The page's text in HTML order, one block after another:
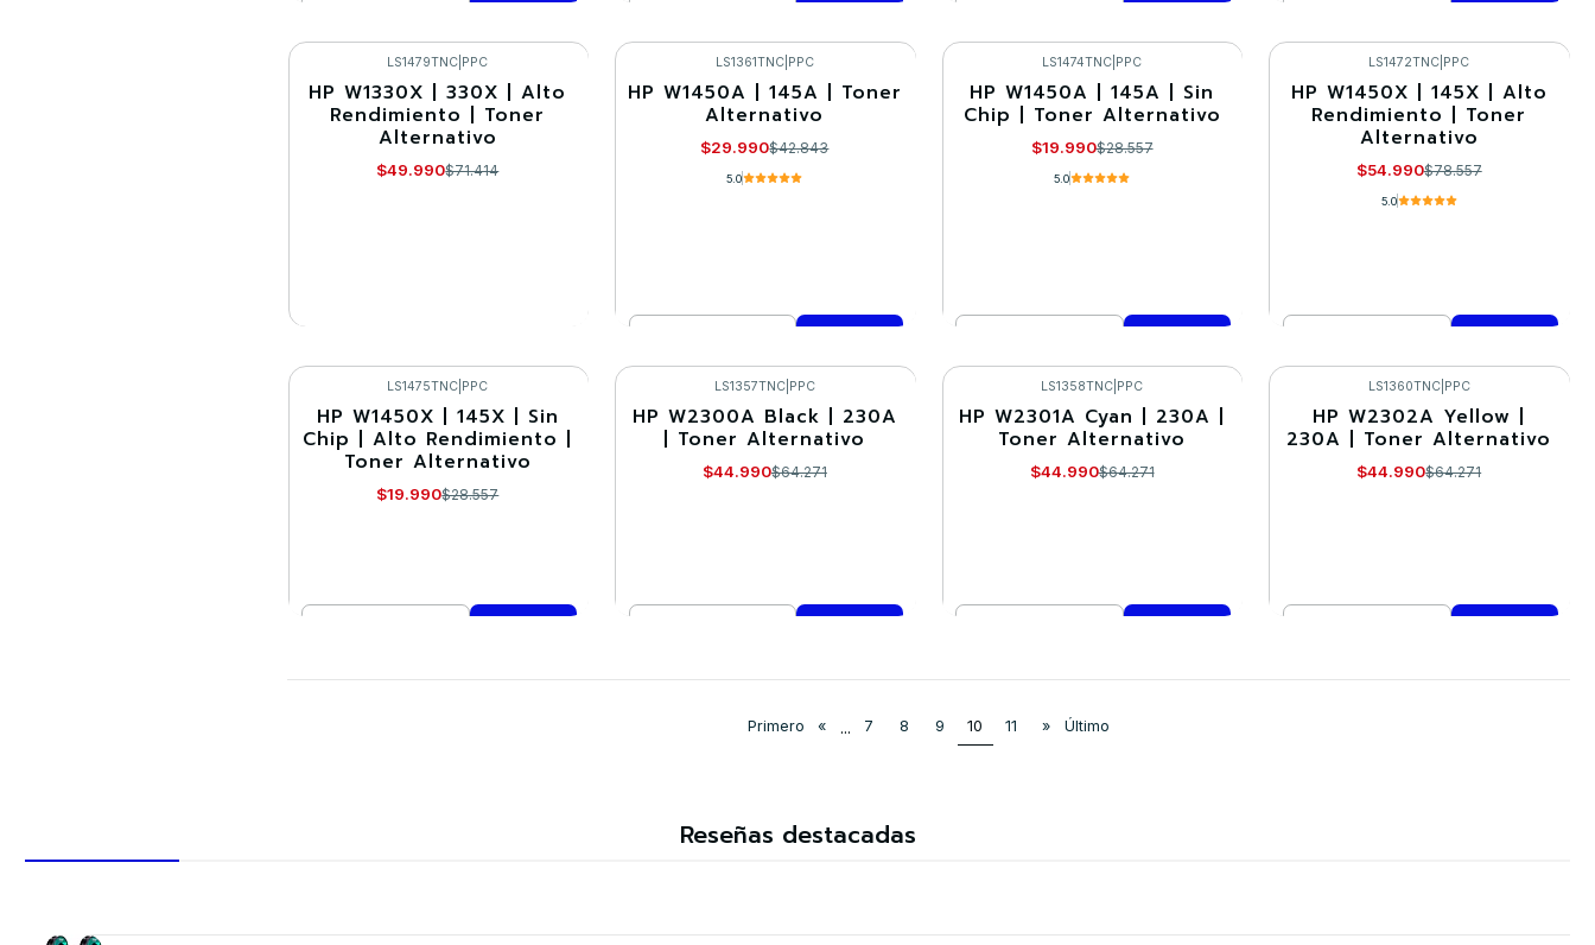
Comprar ahora
Comprar ahora
Comprar ahora
Comprar ahora
-30%
LS1479TNC PPC
HP W1330X | 330X | Alto
Rendimiento | Toner
Alternativo
$49.990$71.414
VER DETALLES
-30%
LS1361TNC| PPC
HP W1450A | 145A | Toner
Alternativo
$29.990$42.843
5.0
Comprar ahora
-30%
LS1474TNC PPC
HP W1450A | 145A | Sin
Chip | Toner Alternativo
$19.990$28.557
5.0
Comprar ahora
-30%
LS1472TNC PPC
HP W1450X | 145X | Alto
Rendimiento | Toner
Alternativo
$54.990$78.557
5.0
Comprar ahora
-30%
LS1475TNC PPC
HP W1450X | 145X | Sin
Chip | Alto Rendimiento |
Toner Alternativo
$19.990$28.557
-30%
LS1357TNC| PPC
HP W2300A Black | 230A
| Toner Alternativo
$44.990$64.271
-30%
LS1358TNC PPC
HP W2301A Cyan | 230A |
Toner Alternativo
$44.990$64.271
-30%
LS1360TNC| PPC
HP W2302A Yellow |
230A | Toner Alternativo
$44.990$64.271
Primero « ... 7 8 9 10 11 » Último
Reseñas destacadas